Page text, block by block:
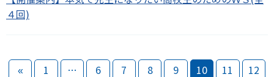
４回)
« 1 … 6 7 8 9 10 11
12